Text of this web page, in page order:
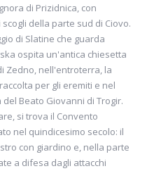
di Prizidnica, con
della parte sud di Ciovo.
di Slatine che guarda
ospita un'antica chiesetta
Zedno, nell'entroterra, la
per gli eremiti e nel
Beato Giovanni di Trogir.
si trova il Convento
nel quindicesimo secolo: il
con giardino e, nella parte
a difesa dagli attacchi